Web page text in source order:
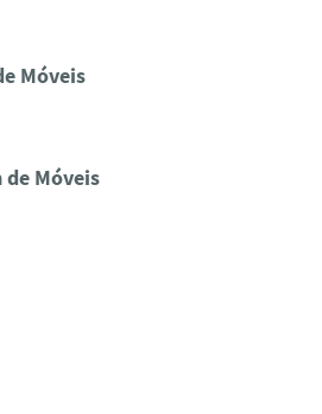
Móveis
Móveis